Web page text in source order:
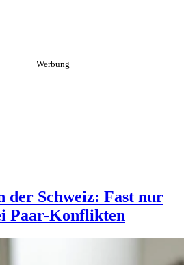
der Schweiz: Fast nur
Paar-Konflikten